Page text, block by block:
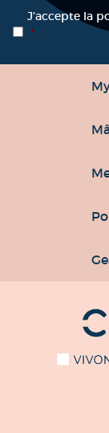
RGPD *
J’accepte la
*